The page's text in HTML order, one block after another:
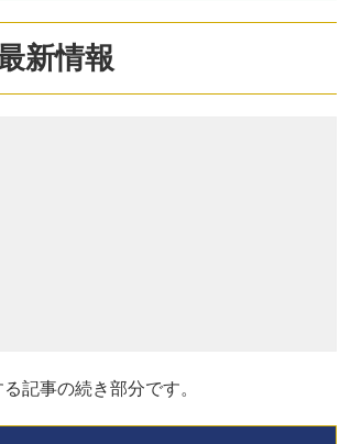
新情報
記事の続き部分です。